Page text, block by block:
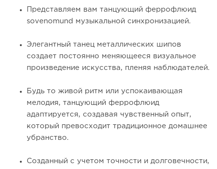
Представляем вам танцующий феррофлюид
sovenomund музыкальной синхронизацией.
Элегантный танец металлических шипов
создает постоянно меняющееся визуальное
произведение искусства, пленяя наблюдателей.
Будь то живой ритм или успокаивающая
мелодия, танцующий феррофлюид
адаптируется, создавая чувственный опыт,
который превосходит традиционное домашнее
убранство.
Созданный с учетом точности и долговечности,